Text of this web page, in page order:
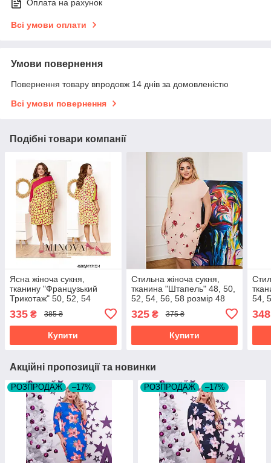
Оплата на рахунок
Всі умови оплати
Умови повернення
Повернення товару впродовж 14 днів за домовленістю
Всі умови повернення
Подібні товари компанії
Ясна жіноча сукня,
тканину "Французький
Трикотаж" 50, 52, 54
335 ₴ 385 ₴
Купити
Стильна жіноча сукня,
тканина "Штапель" 48, 50,
52, 54, 56, 58 розмір 48
325₴ 375 ₴
Купити
54,
348
Акційні пропозиції та новинки
РОЗПРОДАЖ –17% РОЗПРОДАЖ –17%